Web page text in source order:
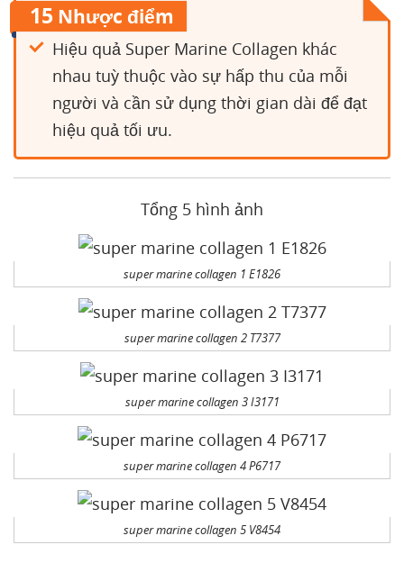
15 Nhược điểm
Hiệu quả Super Marine Collagen khác
nhau tuỳ thuộc vào sự hấp thu của mỗi
người và cần sử dụng thời gian dài để đạt
hiệu quả tối ưu.
Tổng 5 hình ảnh
super marine collagen 1 E1826
super marine collagen 2 T7377
super marine collagen 3 I3171
super marine collagen 4 P6717
super marine collagen 5 V8454